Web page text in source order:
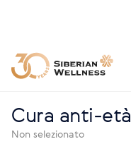
Cura anti-età
Non selezionato